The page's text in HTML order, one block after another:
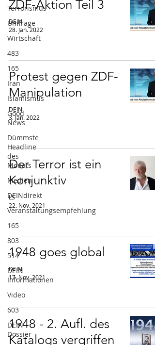
Terrorismus
Umfrage
Wirtschaft
483
165
Iran
Islamismus
Good
News
Dümmste
Headline
des
Monats
Medien
DEINdirekt
Veranstaltungsempfehlung
165
803
514
DEIN
Informationen
Video
603
DEIN
Dossier
ZDF-Aktion Teil 3
DEIN
28. Jan. 2022
Protest gegen ZDF-
Manipulation
DEIN
3. Jan. 2022
Der Terror ist ein
Konjunktiv
LS
22. Nov. 2021
1948 goes global
DEIN
17. Nov. 2021
1948 - 2. Aufl. des
Katalogs vergriffen